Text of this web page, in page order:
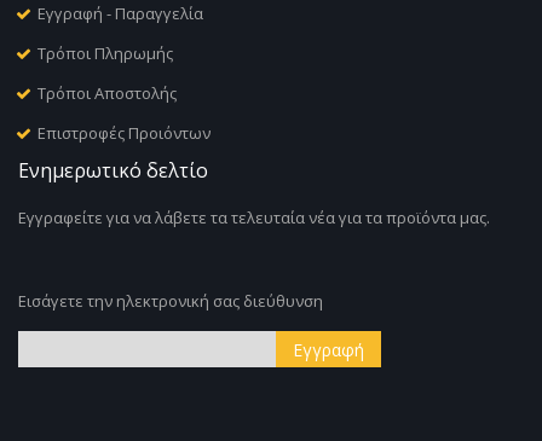
Εγγραφή - Παραγγελία
Τρόποι Πληρωμής
Τρόποι Αποστολής
Επιστροφές Προιόντων
Ενημερωτικό δελτίο
Εγγραφείτε για να λάβετε τα τελευταία νέα για τα προϊόντα μας.
Εισάγετε την ηλεκτρονική σας διεύθυνση
Εγγραφή